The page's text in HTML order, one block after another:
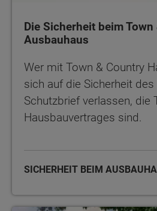
Die Sicherheit beim
Ausbauhaus
Wer mit Town & Country
sich auf die Sicherheit des
Schutzbrief verlassen, die
Hausbauvertrages sind.
SICHERHEIT BEIM